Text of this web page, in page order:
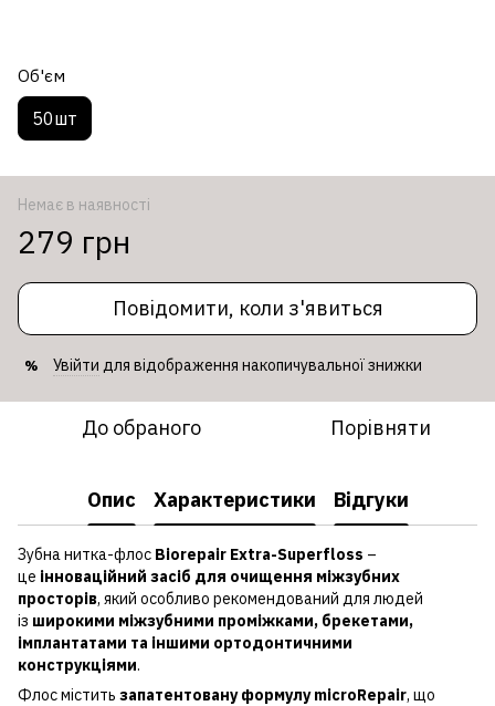
Об'єм
50шт
Немає в наявності
279 грн
Повідомити, коли з'явиться
% Увійти для відображення накопичувальної знижки
До обраного Порівняти
Опис Характеристики Відгуки
Зубна нитка-флос Biorepair Extra-Superfloss –
це інноваційний засіб для очищення міжзубних
просторів, який особливо рекомендований для людей
із широкими міжзубними проміжками, брекетами,
імплантатами та іншими ортодонтичними
конструкціями.
Флос містить запатентовану формулу microRepair, що